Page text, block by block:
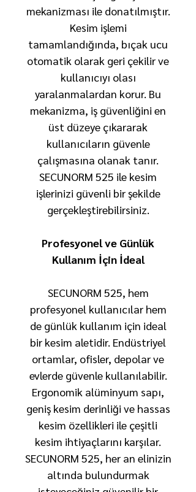
mekanizması ile donatılmıştır.
Kesim işlemi
tamamlandığında, bıçak ucu
otomatik olarak geri çekilir ve
kullanıcıyı olası
yaralanmalardan korur. Bu
mekanizma, iş güvenliğini en
üst düzeye çıkararak
kullanıcıların güvenle
çalışmasına olanak tanır.
SECUNORM 525 ile kesim
işlerinizi güvenli bir şekilde
gerçekleştirebilirsiniz.
Profesyonel ve Günlük
Kullanım İçin İdeal
SECUNORM 525, hem
profesyonel kullanıcılar hem
de günlük kullanım için ideal
bir kesim aletidir. Endüstriyel
ortamlar, ofisler, depolar ve
evlerde güvenle kullanılabilir.
Ergonomik alüminyum sapı,
geniş kesim derinliği ve hassas
kesim özellikleri ile çeşitli
kesim ihtiyaçlarını karşılar.
SECUNORM 525, her an elinizin
altında bulundurmak